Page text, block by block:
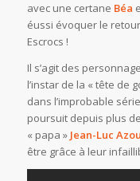
avec une certane Béa
éussi évoquer le
Escrocs !
Il s’agit des
l’instar de la « tête de
dans l’improbable
poursuit depuis plus
« papa » Jean-Luc
être grâce à leur